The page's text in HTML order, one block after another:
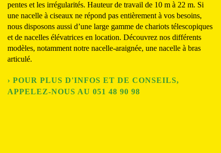
pentes et les irrégularités. Hauteur de travail de 10 m à 22 m. Si
une nacelle à ciseaux ne répond pas entièrement à vos besoins,
nous disposons aussi d’une large gamme de chariots télescopiques
et de nacelles élévatrices en location. Découvrez nos différents
modèles, notamment notre nacelle-araignée, une nacelle à bras
articulé.
› POUR PLUS D'INFOS ET DE CONSEILS,
APPELEZ-NOUS AU 051 48 90 98